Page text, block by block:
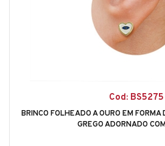
Cod: BS5275
BRINCO FOLHEADO A OURO EM FORMA
GREGO ADORNADO